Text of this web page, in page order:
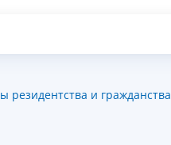
резидентства и гражданства